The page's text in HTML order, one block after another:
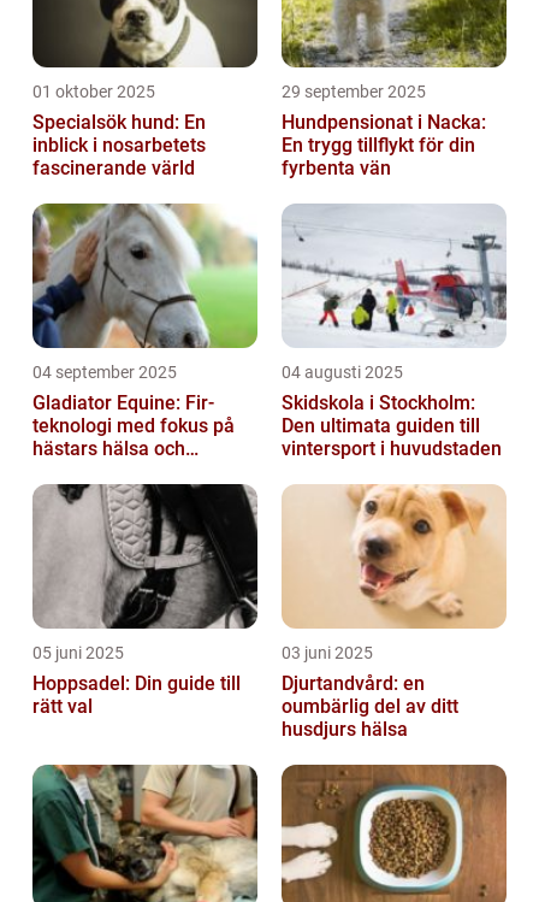
01 oktober 2025
Specialsök hund: En
inblick i nosarbetets
fascinerande värld
29 september 2025
Hundpensionat i Nacka:
En trygg tillflykt för din
fyrbenta vän
04 september 2025
Gladiator Equine: Fir-
teknologi med fokus på
hästars hälsa och
04 augusti 2025
Skidskola i Stockholm:
Den ultimata guiden till
vintersport i huvudstaden
05 juni 2025
Hoppsadel: Din guide till
rätt val
03 juni 2025
Djurtandvård: en
oumbärlig del av ditt
husdjurs hälsa